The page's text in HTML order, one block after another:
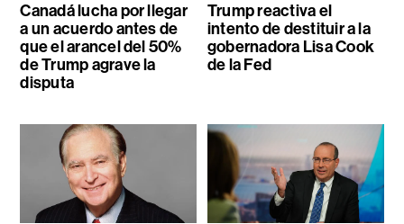
Canadá lucha por llegar
a un acuerdo antes de
que el arancel del 50%
de Trump agrave la
disputa
Trump reactiva el
intento de destituir a la
gobernadora Lisa Cook
de la Fed